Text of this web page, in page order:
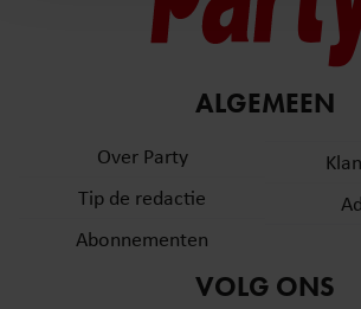
en om ons websiteverkeer te
informatie over uw gebruik van onze site
partners kunnen deze gegevens
verzameld op basis van uw gebruik van
gaat akkoord met onze cookies als u
ALGEMEEN
Over Party
Tip de redactie
Abonnementen
VOLG ONS